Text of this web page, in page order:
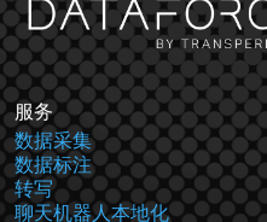
服务
数据采集
数据标注
转写
聊天机器人本地化